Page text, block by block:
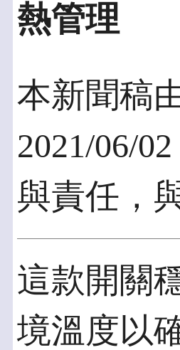
熱管理
本新聞稿
2021/06/
與責任，
這款開關
境溫度以